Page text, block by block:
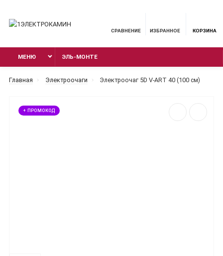
СРАВНЕНИЕ ИЗБРАННОЕ КОРЗИНА
МЕНЮ ЭЛЬ-МОНТЕ
Главная Электроочаги Электроочаг 5D V-ART 40 (100 см)
+ ПРОМОКОД